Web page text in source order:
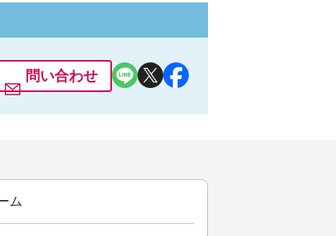
問い合わせ
ム